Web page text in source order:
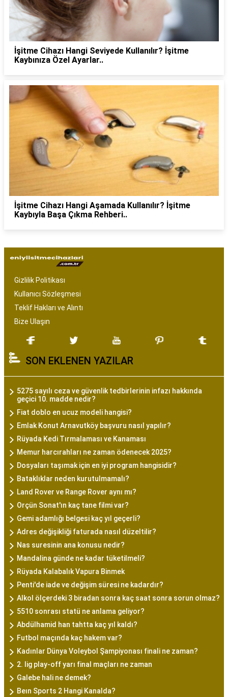
İşitme Cihazı Hangi Seviyede Kullanılır? İşitme
Kaybınıza Özel Ayarlar..
İşitme Cihazı Hangi Aşamada Kullanılır? İşitme
Kaybıyla Başa Çıkma Rehberi..
Gizlilik Politikası
Kullanıcı Sözleşmesi
Teklif Hakları ve Alıntı
Bize Ulaşın
SON EKLENEN YAZILAR
5275 sayılı ceza ve güvenlik tedbirlerinin infazı hakkında
geçici 10. madde nedir?
Fiat doblo en ucuz modeli hangisi?
Emlak Konut Arnavutköy başvuru nasıl yapılır?
Rüyada Kedi Tırmalaması ve Kanaması
Memur harcırahları ne zaman ödenecek 2025?
Dosyaları taşımak için en iyi program hangisidir?
Bataklıklar neden kurutulmamalı?
Land Rover ve Range Rover aynı mı?
Orçün Sonat'ın kaç tane filmi var?
Gemi adamlığı belgesi kaç yıl geçerli?
Adres değişikliği faturada nasıl düzeltilir?
Nas suresinin ana konusu nedir?
Mandalina günde ne kadar tüketilmeli?
Rüyada Kalabalık Vapura Binmek
Penti'de iade ve değişim süresi ne kadardır?
Alkol ölçerdeki 3 biradan sonra kaç saat sonra sorun olmaz?
5510 sonrası statü ne anlama geliyor?
Abdülhamid han tahtta kaç yıl kaldı?
Futbol maçında kaç hakem var?
Kadınlar Dünya Voleybol Şampiyonası finali ne zaman?
2. lig play-off yarı final maçları ne zaman
Galebe hali ne demek?
Beın Sports 2 Hangi Kanalda?